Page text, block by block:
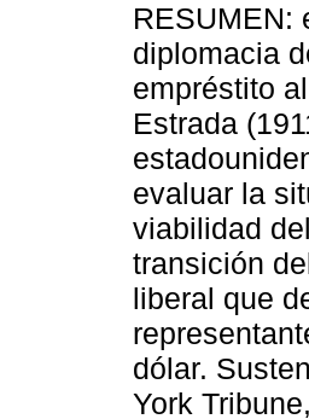
RESUMEN:
diplomacia
empréstito
Estrada
evaluar la
viabilidad
transición
liberal que
dólar.
York